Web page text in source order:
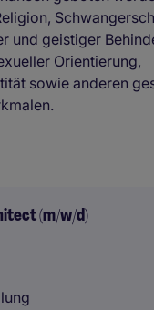
und geistiger
Orientierung,
sowie anderen
(m/w/d)